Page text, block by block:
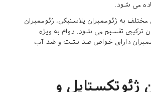
می شود.
مختلف به ژئوممبران پلاستیکی، ژئوممبران
ترکیبی تقسیم می شود. دوام به ویژه
دارای خواص ضد نشت و ضد آب
ژئوتکستایل و